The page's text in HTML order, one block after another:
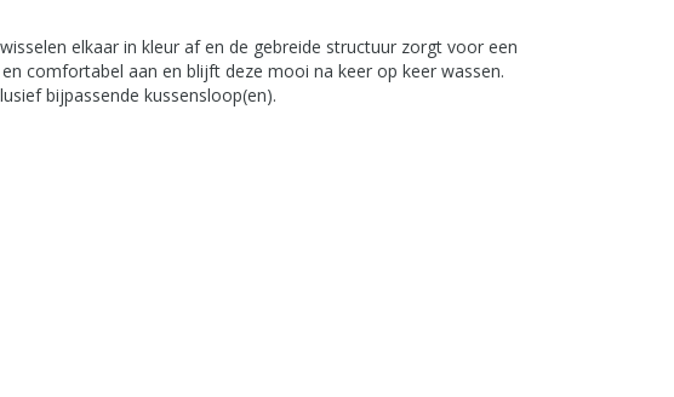
elkaar in kleur af en de gebreide structuur zorgt voor een
comfortabel aan en blijft deze mooi na keer op keer wassen.
bijpassende kussensloop(en).